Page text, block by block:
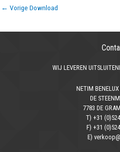
← Vorige Download
WIJ LEVEREN
NETIM BENELUX
DE
7783 DE
T) +31
F) +31
E)